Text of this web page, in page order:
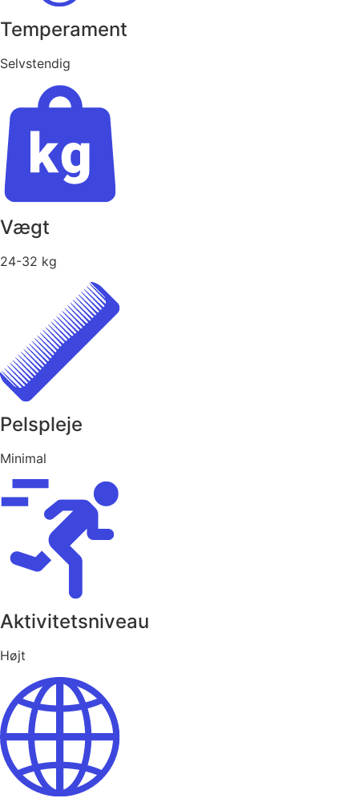
Temperament
Selvstendig
Vægt
24-32 kg
Pelspleje
Minimal
Aktivitetsniveau
Højt